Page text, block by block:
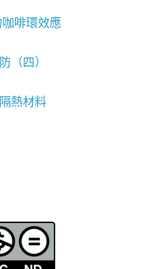
啡環效應
（四）
熱材料